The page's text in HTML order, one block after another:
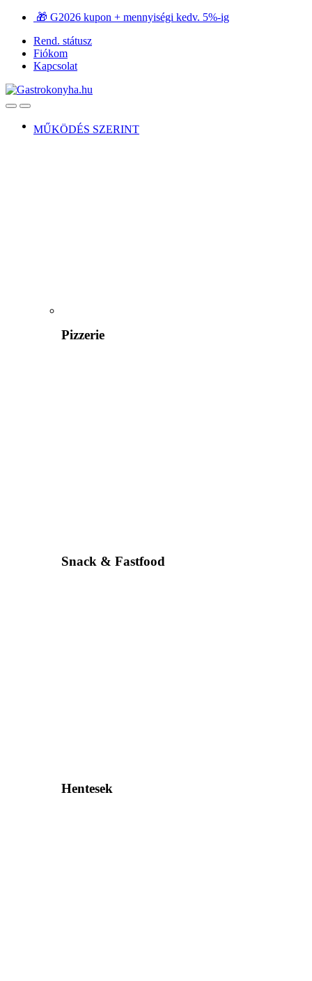
Ugrás
navigációhoz
Ugrás
tartalomra
🎁 G2026 kupon + mennyiségi kedv. 5%-ig
Rend. státusz
Fiókom
Kapcsolat
OpenClose
MŰKÖDÉS SZERINT
Pizzerie
Snack & Fastfood
Hentesek